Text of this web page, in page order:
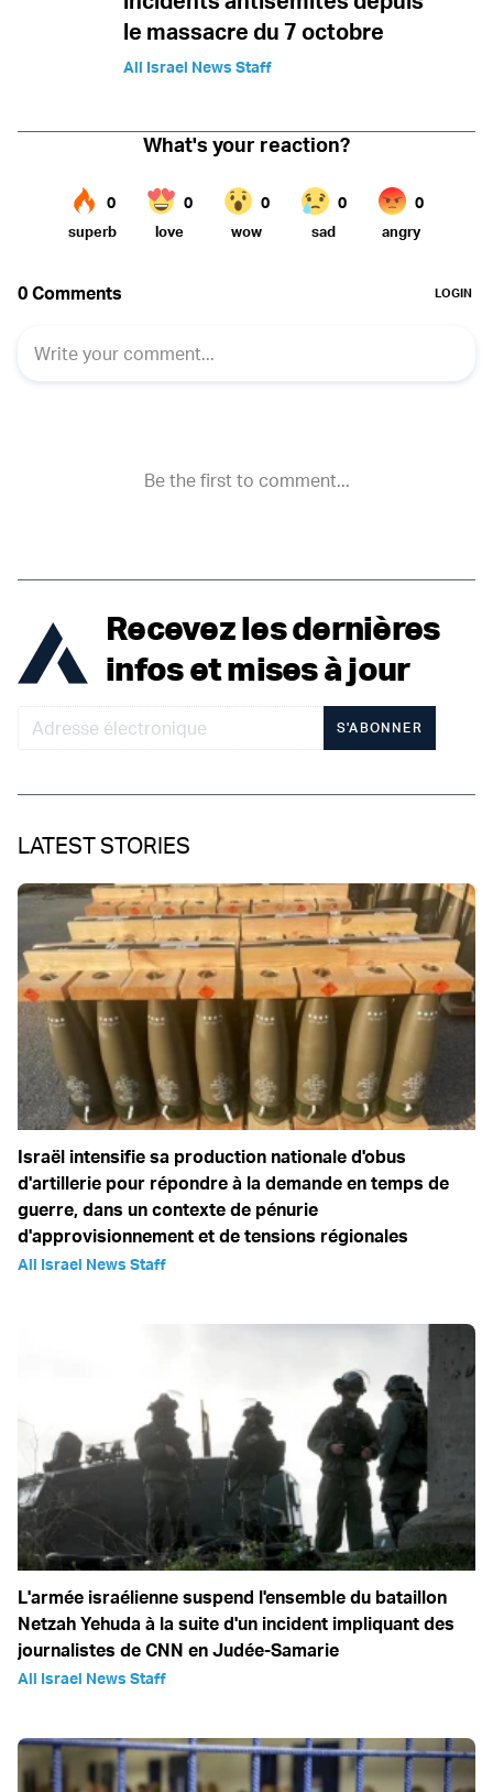
le massacre du 7 octobre
All Israel News Staff
Recevez les dernières
infos et mises à jour
S'ABONNER
LATEST STORIES
Israël intensifie sa production nationale d'obus
d'artillerie pour répondre à la demande en temps de
guerre, dans un contexte de pénurie
d'approvisionnement et de tensions régionales
All Israel News Staff
L'armée israélienne suspend l'ensemble du bataillon
Netzah Yehuda à la suite d'un incident impliquant des
journalistes de CNN en Judée-Samarie
All Israel News Staff